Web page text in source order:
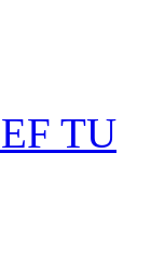
TU